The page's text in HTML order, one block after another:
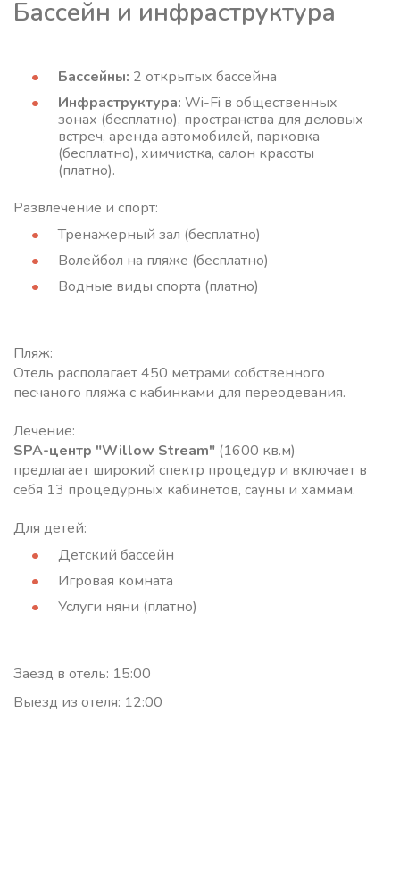
Бассейн и инфраструктура
Бассейны: 2 открытых бассейна
Инфраструктура: Wi-Fi в общественных
зонах (бесплатно), пространства для деловых
встреч, аренда автомобилей, парковка
(бесплатно), химчистка, салон красоты
(платно).
Развлечение и спорт:
Тренажерный зал (бесплатно)
Волейбол на пляже (бесплатно)
Водные виды спорта (платно)
Пляж:
Отель располагает 450 метрами собственного
песчаного пляжа с кабинками для переодевания.
Лечение:
SPA-центр "Willow Stream" (1600 кв.м)
предлагает широкий спектр процедур и включает в
себя 13 процедурных кабинетов, сауны и хаммам.
Для детей:
Детский бассейн
Игровая комната
Услуги няни (платно)
Заезд в отель: 15:00
Выезд из отеля: 12:00